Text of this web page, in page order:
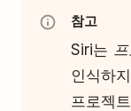
참고
Siri는
인식하
프로젝